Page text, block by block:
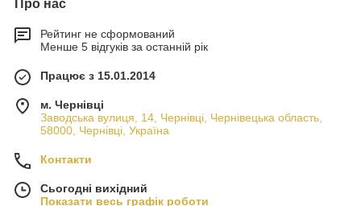
Про нас
Рейтинг не сформований
Менше 5 відгуків за останній рік
Працює з 15.01.2014
м. Чернівці
Заводська вулиця, 14, Чернівці, Чернівецька область,
58000, Чернівці, Україна
Контакти
Сьогодні вихідний
Показати весь графік роботи